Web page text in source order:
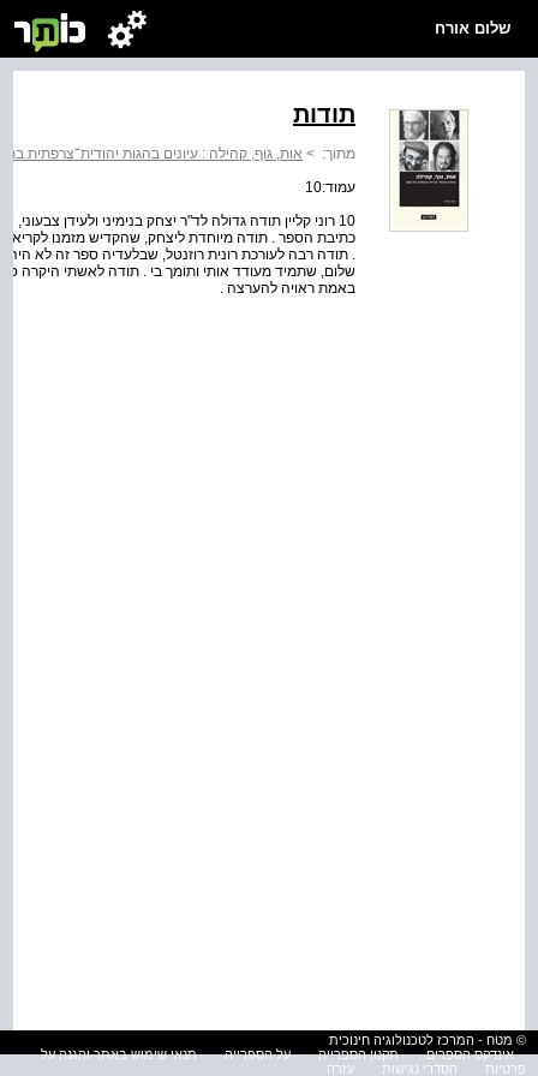
שלום אורח
תודות
מתוך: > אות, גוף, קהילה : עיונים בהגות יהודית־צרפתית בת
עמוד:10
10 רוני קליין תודה גדולה לד"ר יצחק בנימיני ולעידן
כתיבת הספר . תודה מיוחדת ליצחק, שהקדיש מזמנו
. תודה רבה לעורכת רונית רוזנטל, שבלעדיה ספר זה לא
שלום, שתמיד מעודד אותי ותומך בי . תודה לאשתי היקרה
באמת ראויה להערצה .
© מטח - המרכז לטכנולוגיה חינוכית
אינדקס הספרים
תקנון הספרייה על הספרייה
תנאי שימוש באתר והגנה על
פרטיות
הסדרי נגישות עזרה